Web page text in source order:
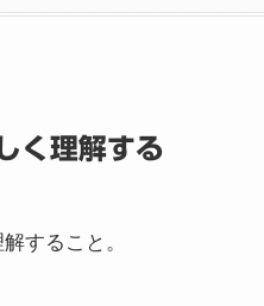
く理解する
すること。